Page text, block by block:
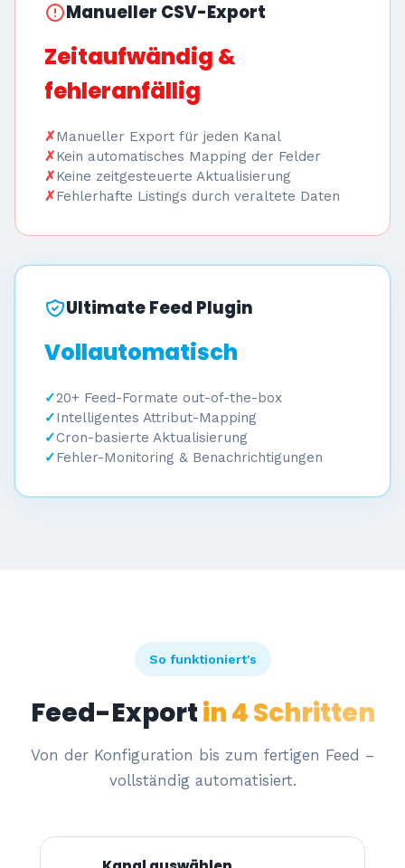
Manueller CSV-Export
Zeitaufwändig &
fehleranfällig
Manueller Export für jeden Kanal
Kein automatisches Mapping der Felder
Keine zeitgesteuerte Aktualisierung
Fehlerhafte Listings durch veraltete Daten
Ultimate Feed Plugin
Vollautomatisch
20+ Feed-Formate out-of-the-box
Intelligentes Attribut-Mapping
Cron-basierte Aktualisierung
Fehler-Monitoring & Benachrichtigungen
So funktioniert's
Feed-Exportin 4 Schritten
Von der Konfiguration bis zum fertigen Feed –
vollständig automatisiert.